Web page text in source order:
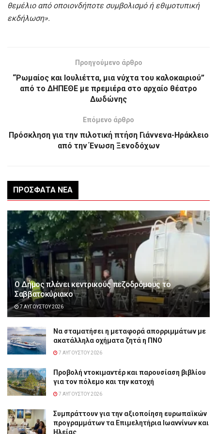
θεμέλιο από οποιονδήποτε συμβολισμό ή εθιμοτυπική
εκδήλωση».
Προηγούμενο άρθρο
“Ρωμαίος και Ιουλιέττα, μια νύχτα του καλοκαιριού”
από το ΔΗΠΕΘΕ με πρεμιέρα στο αρχαίο θέατρο
Δωδώνης
Επόμενο άρθρο
Πρόσκληση για την πιλοτική πτήση Γιάννενα-Ηράκλειο
από την Ένωση Ξενοδόχων
ΠΡΌΣΦΑΤΑ ΝΈΑ
Ο Δήμος πλένει κεντρικούς πεζοδρόμους το
Σαββατοκύριακο
7 ΑΥΓΟΎΣΤΟΥ 2026
Να σταματήσει η μεταφορά απορριμμάτων με
ακατάλληλα οχήματα ζητά η ΠΝΟ
7 ΑΥΓΟΎΣΤΟΥ 2026
Προβολή ντοκιμαντέρ και παρουσίαση βιβλίου
για τον πόλεμο και την κατοχή
7 ΑΥΓΟΎΣΤΟΥ 2026
Συμπράττουν για την αξιοποίηση ευρωπαϊκών
προγραμμάτων τα Επιμελητήρια Ιωαννίνων και
Ηλείας